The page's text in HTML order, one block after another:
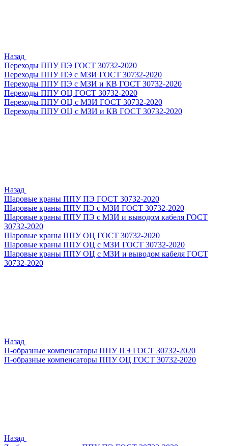
Назад
Переходы ППУ ПЭ ГОСТ 30732-2020
Переходы ППУ ПЭ с МЗИ ГОСТ 30732-2020
Переходы ППУ ПЭ с МЗИ и КВ ГОСТ 30732-2020
Переходы ППУ ОЦ ГОСТ 30732-2020
Переходы ППУ ОЦ с МЗИ ГОСТ 30732-2020
Переходы ППУ ОЦ с МЗИ и КВ ГОСТ 30732-2020
Назад
Шаровые краны ППУ ПЭ ГОСТ 30732-2020
Шаровые краны ППУ ПЭ с МЗИ ГОСТ 30732-2020
Шаровые краны ППУ ПЭ с МЗИ и выводом кабеля ГОСТ
30732-2020
Шаровые краны ППУ ОЦ ГОСТ 30732-2020
Шаровые краны ППУ ОЦ с МЗИ ГОСТ 30732-2020
Шаровые краны ППУ ОЦ с МЗИ и выводом кабеля ГОСТ
30732-2020
Назад
П-образные компенсаторы ППУ ПЭ ГОСТ 30732-2020
П-образные компенсаторы ППУ ОЦ ГОСТ 30732-2020
Назад